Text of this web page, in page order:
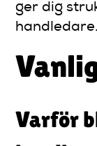
ger dig
handledare.
Varför